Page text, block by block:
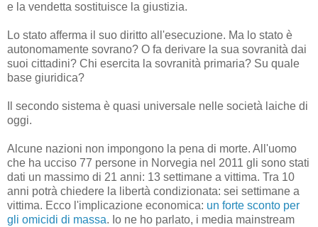
e la vendetta sostituisce la giustizia.
Lo stato afferma il suo diritto all'esecuzione. Ma lo stato è
autonomamente sovrano? O fa derivare la sua sovranità dai
suoi cittadini? Chi esercita la sovranità primaria? Su quale
base giuridica?
Il secondo sistema è quasi universale nelle società laiche di
oggi.
Alcune nazioni non impongono la pena di morte. All'uomo
che ha ucciso 77 persone in Norvegia nel 2011 gli sono stati
dati un massimo di 21 anni: 13 settimane a vittima. Tra 10
anni potrà chiedere la libertà condizionata: sei settimane a
vittima. Ecco l'implicazione economica: un forte sconto per
gli omicidi di massa. Io ne ho parlato, i media mainstream